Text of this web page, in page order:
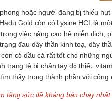
hoặc người đang bị thiếu hụt
Gold còn có Lysine HCL là
việc nâng cao hệ miễn dịch,
đau dây thần kinh toạ, dây
có dầu cá rất tốt cho những
trạng tê bì chân tay do thiếu
thấy trong thành phần với
tăng sức đề kháng bán chạy